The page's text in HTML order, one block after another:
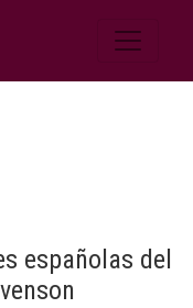
españolas del